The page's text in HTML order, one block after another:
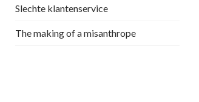
Slechte klantenservice
The making of a misanthrope